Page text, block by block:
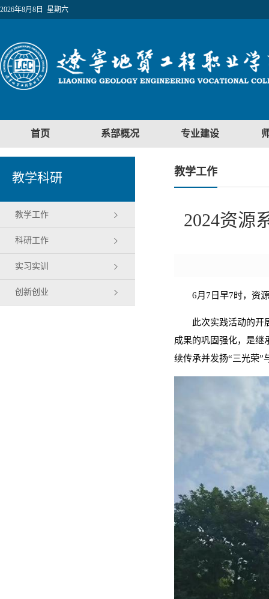
2026年8月8日 星期六
首页 系部概况 专业建设
教学科研
教学工作
科研工作
实习实训
创新创业
教学工作
2024资源
6月7日早7时，资
此次实践活动的开
成果的巩固强化，是继
续传承并发扬“三光荣”